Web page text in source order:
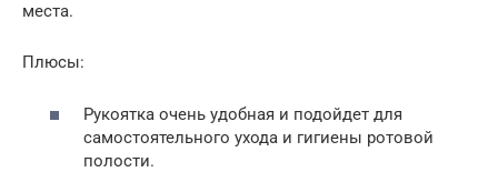
места.
Плюсы:
Рукоятка очень удобная и подойдет для
самостоятельного ухода и гигиены ротовой
полости.